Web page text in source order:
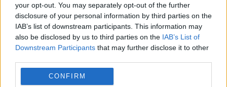
your opt-out. You may separately opt-out of the further
disclosure of your personal information by third parties on the
IAB’s list of downstream participants. This information may
also be disclosed by us to third parties on the IAB’s List of
Downstream Participants that may further disclose it to other
CONFIRM
putem trece la o perspectivă stabilă
Cât contribuie România la economia
Uniunii Europene. Eurostat a publicat un
nou clasament pentru 2025